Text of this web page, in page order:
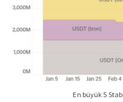
En büyük 5